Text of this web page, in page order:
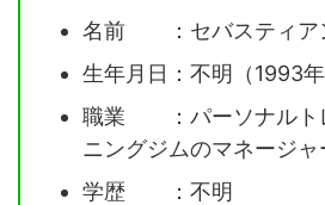
名前 ：セバスティア
生年月日：不明（1993
職業 ：パーソナルト
ニングジムのマネージャ
学歴 ：不明